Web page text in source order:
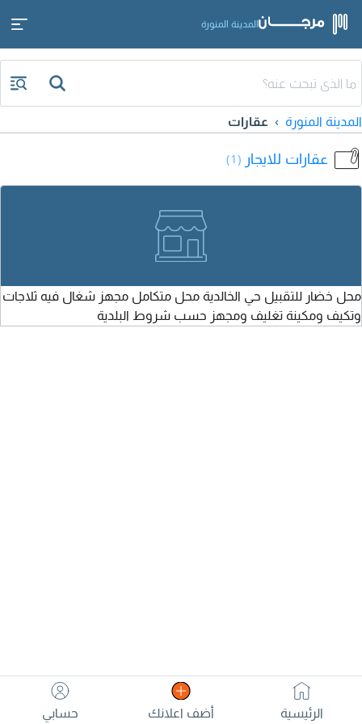
المدينة المنورة
المدينة المنورة عقارات
عقارات للايجار (1)
محل خضار للتقبيل حي الخالدية محل متكامل مجهز شغال فيه ثلاجات
وتكيف ومكينة تغليف ومجهز حسب شروط البلدية
الرئيسية أضف اعلانك حسابي